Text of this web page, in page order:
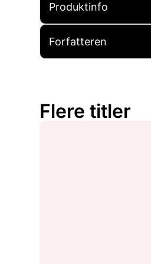
Produktinfo
Forfatteren
Flere titler